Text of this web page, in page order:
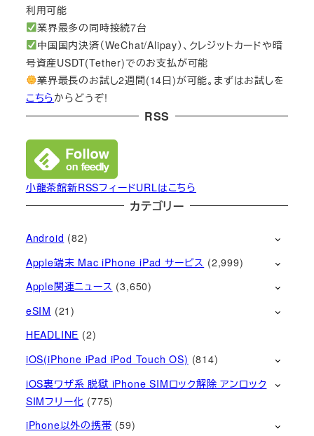
利用可能
業界最多の同時接続7台
中国国内決済（WeChat/Alipay）、クレジットカードや暗
号資産USDT(Tether)でのお支払が可能
業界最長のお試し2週間(14日)が可能。まずはお試しを
こちらからどうぞ!
RSS
小龍茶館新RSSフィードURLはこちら
カテゴリー
Android (82)
Apple端末 Mac iPhone iPad サービス (2,999)
Apple関連ニュース (3,650)
eSIM (21)
HEADLINE (2)
iOS(iPhone iPad iPod Touch OS) (814)
iOS裏ワザ系 脱獄 iPhone SIMロック解除 アンロック
SIMフリー化 (775)
iPhone以外の携帯 (59)